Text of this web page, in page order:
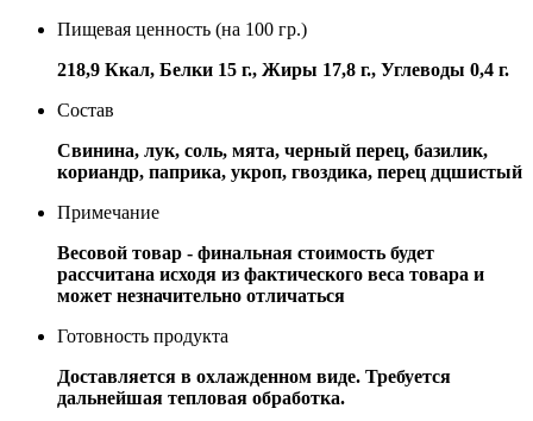
Пищевая ценность (на 100 гр.)
218,9 Ккал, Белки 15 г., Жиры 17,8 г., Углеводы 0,4 г.
Состав
Свинина, лук, соль, мята, черный перец, базилик,
кориандр, паприка, укроп, гвоздика, перец дцшистый
Примечание
Весовой товар - финальная стоимость будет
рассчитана исходя из фактического веса товара и
может незначительно отличаться
Готовность продукта
Доставляется в охлажденном виде. Требуется
дальнейшая тепловая обработка.